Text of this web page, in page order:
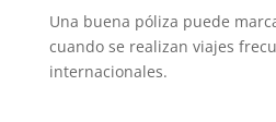
Una buena póliza puede
cuando se realizan viajes
internacionales.